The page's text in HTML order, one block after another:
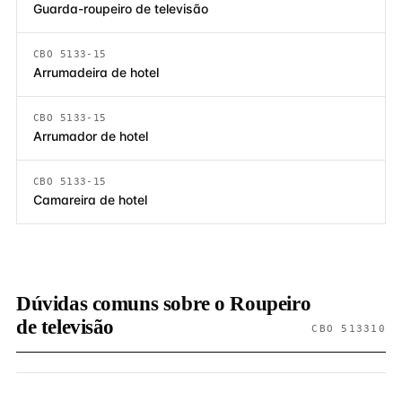
Guarda-roupeiro de televisão
CBO 5133-15
Arrumadeira de hotel
CBO 5133-15
Arrumador de hotel
CBO 5133-15
Camareira de hotel
Dúvidas comuns sobre o Roupeiro
de televisão
CBO 513310